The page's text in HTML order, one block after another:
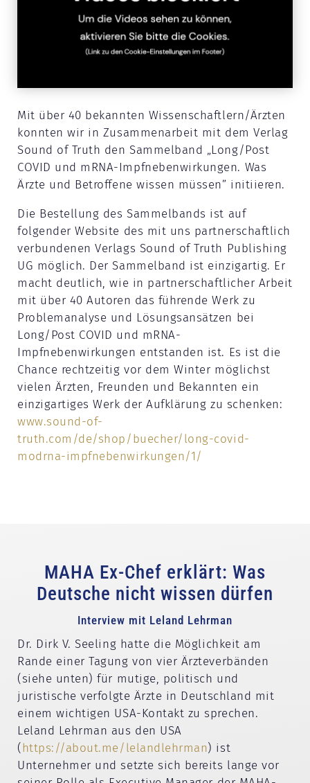
Mit über 40 bekannten Wissenschaftlern/Ärzten
konnten wir in Zusammenarbeit mit dem Verlag
Sound of Truth den Sammelband „Long/Post
COVID und mRNA-Impfnebenwirkungen. Was
Ärzte und Betroffene wissen müssen” initiieren.
Die Bestellung des Sammelbands ist auf
folgender Website des mit uns partnerschaftlich
verbundenen Verlags Sound of Truth Publishing
UG möglich. Der Sammelband ist einzigartig. Er
macht deutlich, wie in partnerschaftlicher Arbeit
mit über 40 Autoren das führende Werk zu
Problemanalyse und Lösungsansätzen bei
Long/Post COVID und mRNA-
Impfnebenwirkungen entstanden ist. Es ist die
Chance rechtzeitig vor dem Winter möglichst
vielen Ärzten, Freunden und Bekannten ein
einzigartiges Werk der Aufklärung zu schenken:
www.sound-of-
truth.com/de/shop/buecher/long-covid-
modrna-impfnebenwirkungen/1/
MAHA Ex-Chef erklärt: Was
Deutsche nicht wissen dürfen
Interview mit Leland Lehrman
Dr. Dirk V. Seeling hatte die Möglichkeit am
Rande einer Tagung von vier Ärzteverbänden
(siehe unten) für mutige, politisch und
juristische verfolgte Ärzte in Deutschland mit
einem wichtigen USA-Kontakt zu sprechen.
Leland Lehrman aus den USA
(https://about.me/lelandlehrman) ist
Unternehmer und setzte sich bereits lange vor